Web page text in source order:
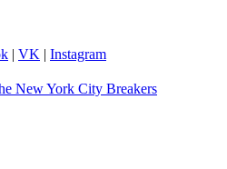
| VK | Instagram
New York City Breakers